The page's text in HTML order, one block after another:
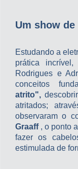
Um show
Estudando a
prática
Rodrigues e
conceitos
atrito",
atritados;
observaram o
Graaff, o ponto
fazer os
estimulada de